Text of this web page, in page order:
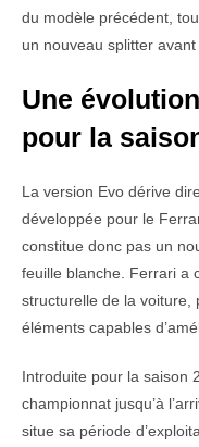
du modèle précédent,
un nouveau splitter
Une
pour la
La version Evo dérive
développée pour le
constitue donc pas un
feuille blanche. Ferrari a
structurelle de la voiture,
éléments capables
Introduite pour la saison
championnat jusqu’à
situe sa période